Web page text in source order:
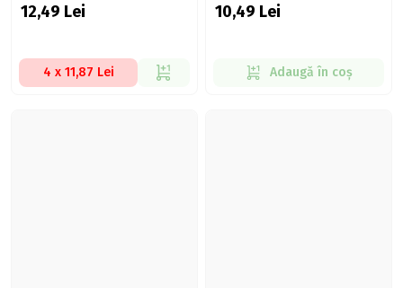
12,49 Lei
4 x 11,87 Lei
10,49 Lei
Adaugă în coș